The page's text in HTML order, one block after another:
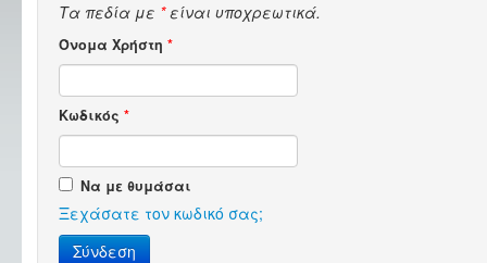
Τα πεδία με *είναι υποχρεωτικά.
Όνομα Χρήστη *
Κωδικός *
Να με θυμάσαι
Ξεχάσατε τον κωδικό σας;
Σύνδεση